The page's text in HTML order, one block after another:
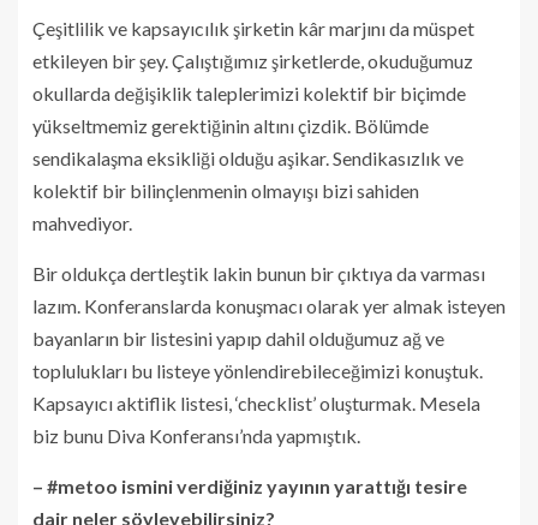
Çeşitlilik ve kapsayıcılık şirketin kâr marjını da müspet
etkileyen bir şey. Çalıştığımız şirketlerde, okuduğumuz
okullarda değişiklik taleplerimizi kolektif bir biçimde
yükseltmemiz gerektiğinin altını çizdik. Bölümde
sendikalaşma eksikliği olduğu aşikar. Sendikasızlık ve
kolektif bir bilinçlenmenin olmayışı bizi sahiden
mahvediyor.
Bir oldukça dertleştik lakin bunun bir çıktıya da varması
lazım. Konferanslarda konuşmacı olarak yer almak isteyen
bayanların bir listesini yapıp dahil olduğumuz ağ ve
toplulukları bu listeye yönlendirebileceğimizi konuştuk.
Kapsayıcı aktiflik listesi, ‘checklist’ oluşturmak. Mesela
biz bunu Diva Konferansı’nda yapmıştık.
– #metoo ismini verdiğiniz yayının yarattığı tesire
dair neler söyleyebilirsiniz?